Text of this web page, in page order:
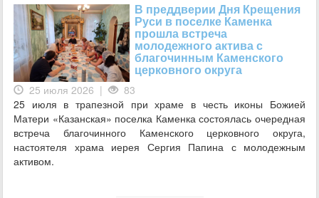
В преддверии Дня Крещения
Руси в поселке Каменка
прошла встреча
молодежного актива с
благочинным Каменского
церковного округа
25 июля 2026 |
83
25 июля в трапезной при храме в честь иконы Божией
Матери «Казанская» поселка Каменка состоялась очередная
встреча благочинного Каменского церковного округа,
настоятеля храма иерея Сергия Папина с молодежным
активом.